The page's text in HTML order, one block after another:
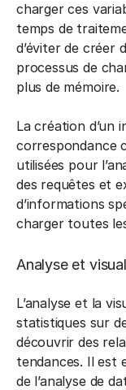
charger ces
temps de
d’éviter de créer
processus de
plus de mémoire.
La création d’un
correspondance
utilisées pour
des requêtes et
d’informations
charger toutes
Analyse et
L’analyse et la
statistiques sur
découvrir des
tendances. Il est
de l’analyse de